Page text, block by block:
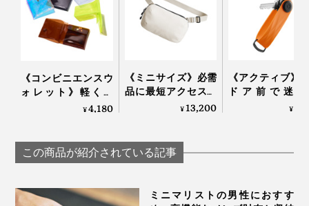
「マンションの電子キーがぶ厚いため、キーホルダー難
民だったのですが、今後はここに収まりそう！透明だか
らAirPodsの質感が見えるところが嬉しい。（iPhoneも
「バッグ大きめの私は、中からAirPodsを探し出すのに
ひと苦労だったけど、持ち手に付けられるのは本当に便
《コンビニエンスウ
ォレット》軽くて
薄〜いクリア素材、
｜sugata
¥4,180
《ミニサイズ》必需
品に最短アクセス、
誰でも整理上手にな
¥13,200
《アクティブ》
ドア前で迷
い。“鍵収納”を
¥
この商品が紹介されている記事
ミニマリストの男性におすす